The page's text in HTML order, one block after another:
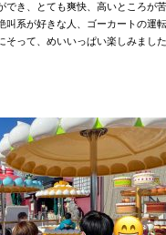
き、とても爽快、高いところが
系が好きな人、ゴーカートの運
って、めいいっぱい楽しみました